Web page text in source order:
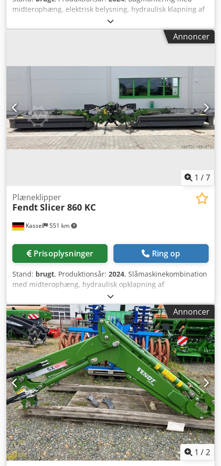
midterophæng, elektrisk belysning, hydraulisk klapning af
sidebeskyttelsen, støtteben til parkeringsposition,
standard kraftoverføringsaksel monteret, sæt keglehatte.
Annoncer
1 /7
Kassel 551 km
Plæneklipper
FendtSlicer 860 KC
Prisoplysninger Ring op
Stand: brugt, Produktionsår: 2024, Slåmaskinekombination
med midterophæng, hydraulisk opklapning af
sideskærmene, ekstra glideplade / hydraulisk
transportlåsning, CE-udstyrspakke, standard
kraftoverføringsaksel monteret / sæt rensere / Dwedet
Ebygopfx Adtsa
Annoncer
1 /2